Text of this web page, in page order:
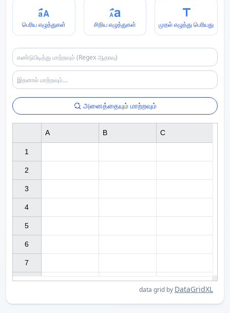
பெரிய எழுத்துகள் சிறிய எழுத்துகள் முதல் எழுத்து பெரியது
அனைத்தையும் மாற்றவும்
data grid by DataGridXL
1
2
3
4
5
6
7
A B C